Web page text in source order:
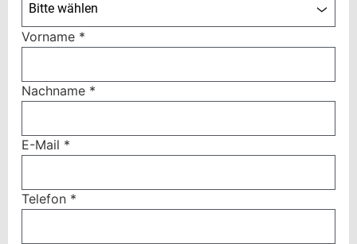
Bitte wählen
Vorname *
Nachname *
E-Mail *
Telefon *